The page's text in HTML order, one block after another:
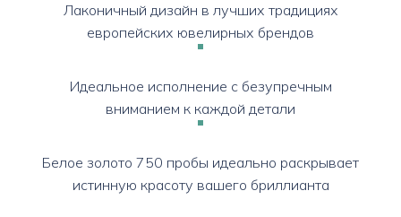
Лаконичный дизайн в лучших традициях
европейских ювелирных брендов
Идеальное исполнение с безупречным
вниманием к каждой детали
Белое золото 750 пробы идеально раскрывает
истинную красоту вашего бриллианта